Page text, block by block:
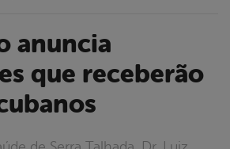
que receberão